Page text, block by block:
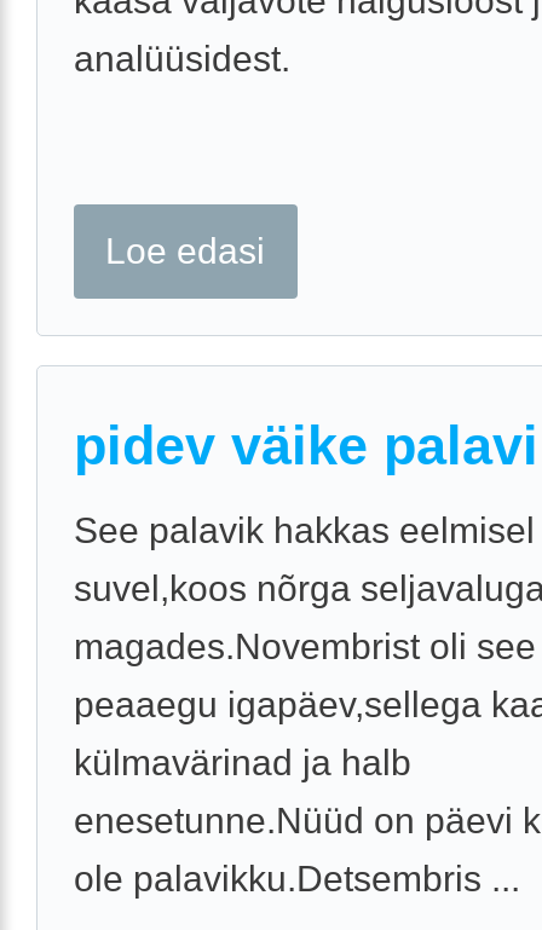
analüüsidest.
Loe edasi
pidev väike
See palavik hakkas eelmisel
suvel,koos nõrga
magades.Novembrist oli
peaaegu igapäev,sellega
külmavärinad ja halb
enesetunne.Nüüd on päevi
ole palavikku.Detsembris ...